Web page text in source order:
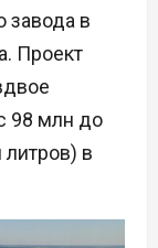
завода в
Проект
98 млн до
в